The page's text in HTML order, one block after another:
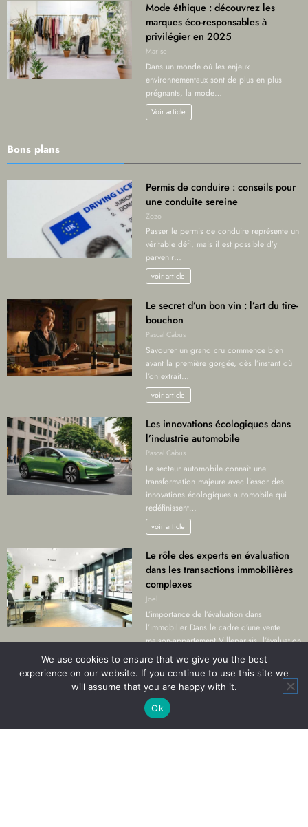
Mode éthique : découvrez les
marques éco-responsables à
privilégier en 2025
Marise
Dans un monde où les enjeux
environnementaux sont de plus en plus
prégnants, la mode…
Voir article
Bons plans
Permis de conduire : conseils pour
une conduite sereine
Zozo
Passer le permis de conduire représente un
véritable défi, mais il est possible d’y
parvenir…
voir article
Le secret d’un bon vin : l’art du tire-
bouchon
Pascal Cabus
Savourer un grand cru commence bien
avant la première gorgée, dès l’instant où
l’on extrait…
voir article
Les innovations écologiques dans
l’industrie automobile
Pascal Cabus
Le secteur automobile connaît une
transformation majeure avec l’essor des
innovations écologiques automobile qui
redéfinissent…
voir article
Le rôle des experts en évaluation
dans les transactions immobilières
complexes
Joel
L’importance de l’évaluation dans
l’immobilier Dans le cadre d’une vente
maison-appartement Villeparisis, l’évaluation
précise du…
voir article
We use cookies to ensure that we give you the best
experience on our website. If you continue to use this site we
will assume that you are happy with it.
Ok